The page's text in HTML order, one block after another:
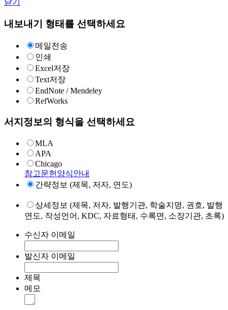
닫기
내보내기 형태를 선택하세요
메일전송
인쇄
Excel저장
Text저장
EndNote / Mendeley
RefWorks
서지정보의 형식을 선택하세요
MLA
APA
Chicago
참고문헌양식안내
간략정보 (제목, 저자, 연도)
상세정보 (제목, 저자, 발행기관, 학술지명, 권호, 발행
연도, 작성언어, KDC, 자료형태, 수록면, 소장기관, 초록)
수신자 이메일
발신자 이메일
제목
메모